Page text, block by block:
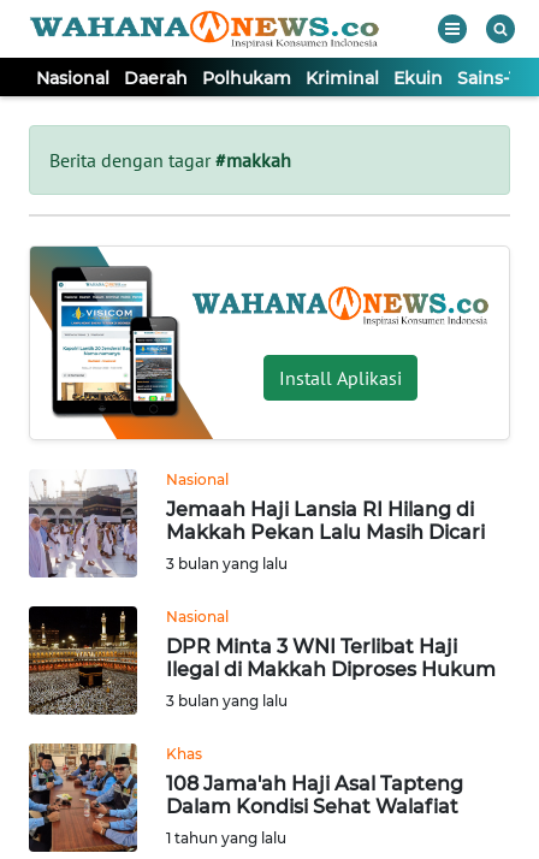
Nasional Daerah Polhukam Kriminal Ekuin Sains-
Berita dengan tagar#makkah
Install Aplikasi
Nasional
Jemaah Haji Lansia RI Hilang di
Makkah Pekan Lalu Masih Dicari
3 bulan yang lalu
Nasional
DPR Minta 3 WNI Terlibat Haji
Ilegal di Makkah Diproses Hukum
3 bulan yang lalu
Khas
108 Jama'ah Haji Asal Tapteng
Dalam Kondisi Sehat Walafiat
1 tahun yang lalu
Tutup
NASIONAL
DAERAH
POLHUKAM
KRIMINAL
EKUIN
SAINS-TEKNO
KESEHATAN
INTERNASIONAL
SERBA-SERBI
PENDIDIKAN